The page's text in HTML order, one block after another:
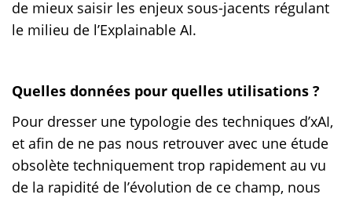
de mieux saisir les enjeux sous-jacents régulant
le milieu de l’Explainable AI.
Quelles données pour quelles utilisations ?
Pour dresser une typologie des techniques d’xAI,
et afin de ne pas nous retrouver avec une étude
obsolète techniquement trop rapidement au vu
de la rapidité de l’évolution de ce champ, nous